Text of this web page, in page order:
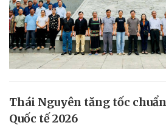
Thái Nguyên tăng tốc
Quốc tế 2026